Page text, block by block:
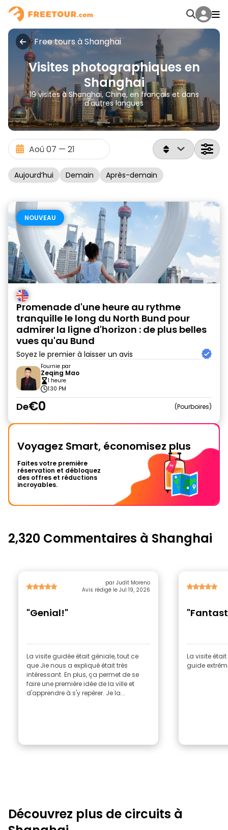
Free tours à Shanghai
Visites photographiques en
Shanghai
19 visites à Shanghai, Chine, en français et dans
d'autres langues
Aujourd’hui Demain Après-demain
NOUVEAU
Promenade d'une heure au rythme
tranquille le long du North Bund pour
admirer la ligne d'horizon : de plus belles
vues qu'au Bund
Soyez le premier à laisser un avis
Fournie par
Zeqing Mao
1 heure
1:30 PM
De€0 Pourboires
Voyagez Smart, économisez plus
Faites votre première
réservation et débloquez
des offres et réductions
incroyables.
2,320 Commentaires à Shanghai
par Judit Moreno
Avis rédigé le Jul 19, 2026
"Genial!"
La visite guidée était géniale, tout ce
que Jie nous a expliqué était très
intéressant. En plus, ça permet de se
faire une première idée de la ville et
d'apprendre à s'y repérer. Je la...
La visite
guide
Découvrez plus de circuits à